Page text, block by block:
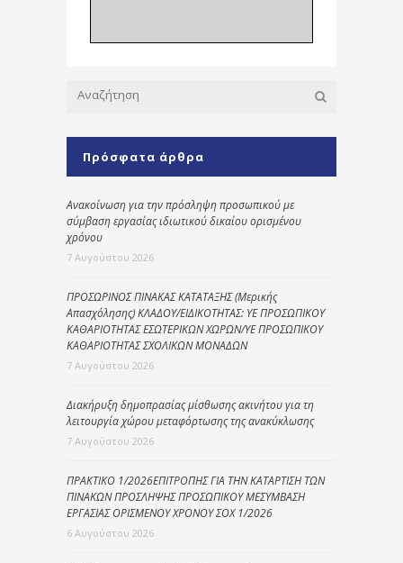
Πρόσφατα άρθρα
Ανακοίνωση για την πρόσληψη προσωπικού με
σύμβαση εργασίας ιδιωτικού δικαίου ορισμένου
χρόνου
7 Αυγούστου 2026
ΠΡΟΣΩΡΙΝΟΣ ΠΙΝΑΚΑΣ ΚΑΤΑΤΑΞΗΣ (Μερικής
Απασχόλησης) ΚΛΑΔΟΥ/ΕΙΔΙΚΟΤΗΤΑΣ: ΥΕ ΠΡΟΣΩΠΙΚΟΥ
ΚΑΘΑΡΙΟΤΗΤΑΣ ΕΣΩΤΕΡΙΚΩΝ ΧΩΡΩΝ/ΥΕ ΠΡΟΣΩΠΙΚΟΥ
ΚΑΘΑΡΙΟΤΗΤΑΣ ΣΧΟΛΙΚΩΝ ΜΟΝΑΔΩΝ
7 Αυγούστου 2026
Διακήρυξη δημοπρασίας μίσθωσης ακινήτου για τη
λειτουργία χώρου μεταφόρτωσης της ανακύκλωσης
7 Αυγούστου 2026
ΠΡΑΚΤΙΚΟ 1/2026ΕΠΙΤΡΟΠΗΣ ΓΙΑ ΤΗΝ ΚΑΤΑΡΤΙΣΗ ΤΩΝ
ΠΙΝΑΚΩΝ ΠΡΟΣΛΗΨΗΣ ΠΡΟΣΩΠΙΚΟΥ ΜΕΣΥΜΒΑΣΗ
ΕΡΓΑΣΙΑΣ ΟΡΙΣΜΕΝΟΥ ΧΡΟΝΟΥ ΣΟΧ 1/2026
6 Αυγούστου 2026